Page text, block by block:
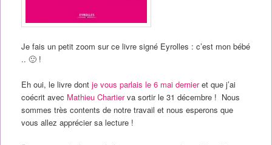
Je fais un petit zoom sur ce livre signé Eyrolles : c’est mon bébé
.. 🙂 !
Eh oui, le livre dont je vous parlais le 6 mai dernieret que j’ai
coécrit avec Mathieu Chartierva sortir le 31 décembre ! Nous
sommes très contents de notre travail et nous esperons que
vous allez apprécier sa lecture !